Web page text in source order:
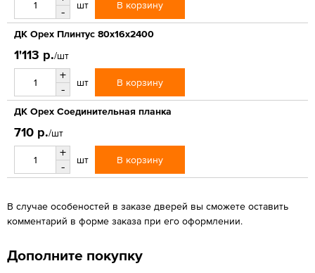
-
шт В корзину
ДК Орех Плинтус 80х16х2400
1'113 р./шт
+
-
шт В корзину
ДК Орех Соединительная планка
710 р./шт
+
-
шт В корзину
В случае особеностей в заказе дверей вы сможете оставить
комментарий в форме заказа при его оформлении.
Дополните покупку